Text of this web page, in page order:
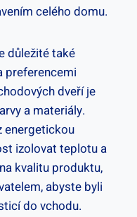
celého domu.
důležité také
preferencemi
dveří ⁤je
‌a materiály.‌
energetickou
izolovat teplotu a⁣
kvalitu produktu,
⁢abyste byli​
do vchodu.